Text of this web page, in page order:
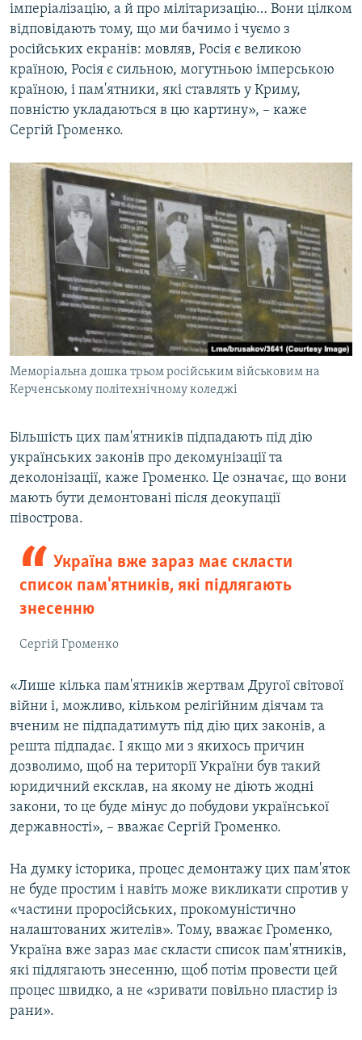
імперіалізацію, а й про мілітаризацію… Вони цілком
відповідають тому, що ми бачимо і чуємо з
російських екранів: мовляв, Росія є великою
країною, Росія є сильною, могутньою імперською
країною, і пам'ятники, які ставлять у Криму,
повністю укладаються в цю картину», – каже
Сергій Громенко.
Меморіальна дошка трьом російським військовим на
Керченському політехнічному коледжі
Більшість цих пам'ятників підпадають під дію
українських законів про декомунізації та
деколонізації, каже Громенко. Це означає, що вони
мають бути демонтовані після деокупації
півострова.
Україна вже зараз має скласти
список пам'ятників, які підлягають
знесенню
Сергій Громенко
«Лише кілька пам'ятників жертвам Другої світової
війни і, можливо, кільком релігійним діячам та
вченим не підпадатимуть під дію цих законів, а
решта підпадає. І якщо ми з якихось причин
дозволимо, щоб на території України був такий
юридичний ексклав, на якому не діють жодні
закони, то це буде мінус до побудови української
державності», – вважає Сергій Громенко.
На думку історика, процес демонтажу цих пам'яток
не буде простим і навіть може викликати спротив у
«частини проросійських, прокомуністично
налаштованих жителів». Тому, вважає Громенко,
Україна вже зараз має скласти список пам'ятників,
які підлягають знесенню, щоб потім провести цей
процес швидко, а не «зривати повільно пластир із
рани».